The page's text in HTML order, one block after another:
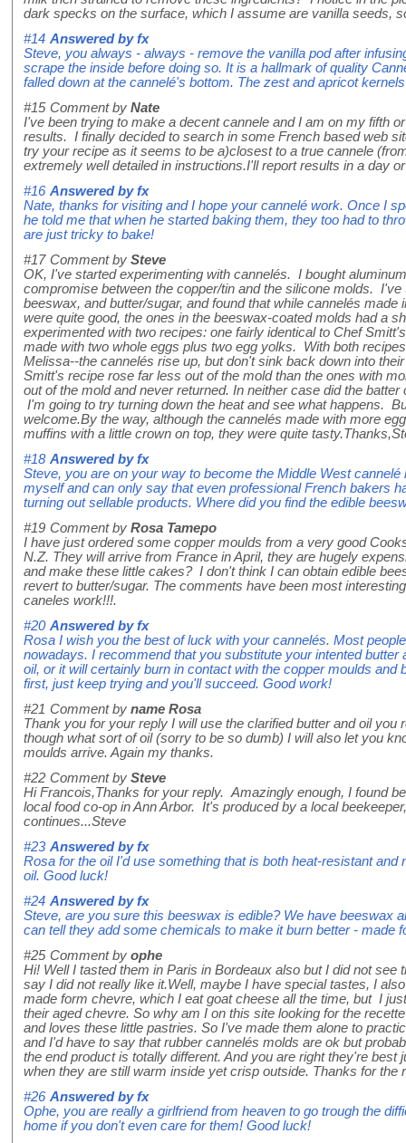
dark specks on the surface, which I assume are vanilla seeds,
#14 Answered byfx
Steve, you always - always - remove the vanilla pod after
scrape the inside before doing so. It is a hallmark of quality
falled down at the cannelé's bottom. The zest and apricot
#15 Comment by Nate
I've been trying to make a decent cannele and I am on my fifth
results. I finally decided to search in some French based web
try your recipe as it seems to be a)closest to a true cannele
extremely well detailed in instructions.I'll report results in a day
#16 Answered byfx
Nate, thanks for visiting and I hope your cannelé work. Once I
he told me that when he started baking them, they too had to
are just tricky to bake!
#17 Comment by Steve
OK, I've started experimenting with cannelés. I bought
compromise between the copper/tin and the silicone molds. I've
beeswax, and butter/sugar, and found that while cannelés made
were quite good, the ones in the beeswax-coated molds had a
experimented with two recipes: one fairly identical to Chef
made with two whole eggs plus two egg yolks. With both
Melissa--the cannelés rise up, but don't sink back down into
Smitt's recipe rose far less out of the mold than the ones with
out of the mold and never returned. In neither case did the
I'm going to try turning down the heat and see what happens.
welcome.By the way, although the cannelés made with more
muffins with a little crown on top, they were quite
#18 Answered byfx
Steve, you are on your way to become the Middle West
myself and can only say that even professional French bakers
turning out sellable products. Where did you find the edible
#19 Comment by Rosa Tamepo
I have just ordered some copper moulds from a very good
N.Z. They will arrive from France in April, they are hugely
and make these little cakes? I don't think I can obtain edible
revert to butter/sugar. The comments have been most
caneles work!!!.
#20 Answered byfx
Rosa I wish you the best of luck with your cannelés. Most
nowadays. I recommend that you substitute your intented butter
oil, or it will certainly burn in contact with the copper moulds
first, just keep trying and you'll succeed. Good work!
#21 Comment by name Rosa
Thank you for your reply I will use the clarified butter and oil you
though what sort of oil (sorry to be so dumb) I will also let you
moulds arrive. Again my thanks.
#22 Comment by Steve
Hi Francois,Thanks for your reply. Amazingly enough, I found
local food co-op in Ann Arbor. It's produced by a local
continues...Steve
#23 Answered byfx
Rosa for the oil I'd use something that is both heat-resistant and
oil. Good luck!
#24 Answered byfx
Steve, are you sure this beeswax is edible? We have beeswax
can tell they add some chemicals to make it burn better - made
#25 Comment by ophe
Hi! Well I tasted them in Paris in Bordeaux also but I did not see
say I did not really like it.Well, maybe I have special tastes, I
made form chevre, which I eat goat cheese all the time, but I
their aged chevre. So why am I on this site looking for the
and loves these little pastries. So I've made them alone to
and I'd have to say that rubber cannelés molds are ok but
the end product is totally different. And you are right they're best
when they are still warm inside yet crisp outside. Thanks for the
#26 Answered byfx
Ophe, you are really a girlfriend from heaven to go trough the
home if you don't even care for them! Good luck!